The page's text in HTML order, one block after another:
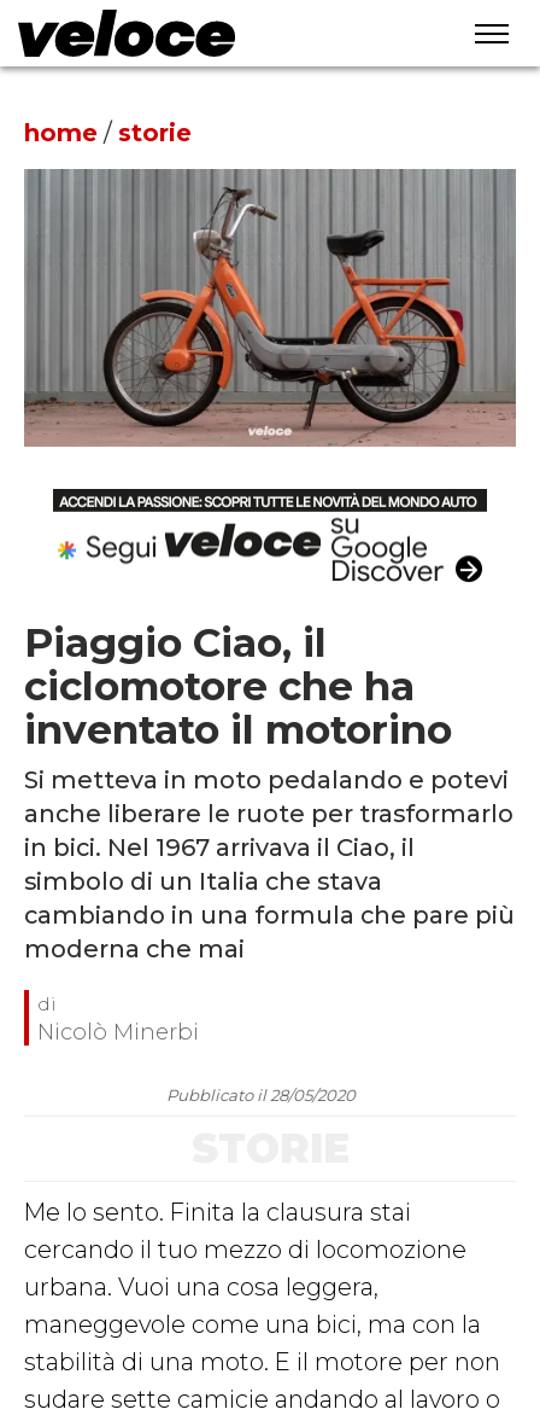
home / storie
Piaggio Ciao, il
ciclomotore che ha
inventato il motorino
Si metteva in moto pedalando e potevi
anche liberare le ruote per trasformarlo
in bici. Nel 1967 arrivava il Ciao, il
simbolo di un Italia che stava
cambiando in una formula che pare più
moderna che mai
Nicolò Minerbi
Pubblicato il 28/05/2020
Me lo sento. Finita la clausura stai
cercando il tuo mezzo di locomozione
urbana. Vuoi una cosa leggera,
maneggevole come una bici, ma con la
stabilità di una moto. E il motore per non
sudare sette camicie andando al lavoro o